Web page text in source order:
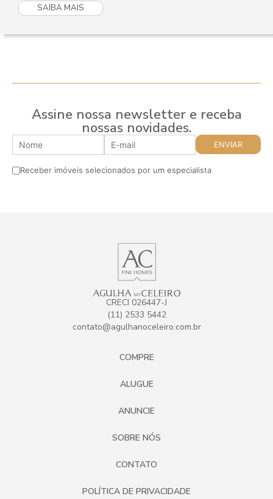
SAIBA MAIS
Assine nossa newsletter e receba
nossas novidades.
Receber imóveis selecionados por um especialista
CRECI 026447-J
(11) 2533 5442
contato@agulhanoceleiro.com.br
COMPRE
ALUGUE
ANUNCIE
SOBRE NÓS
CONTATO
POLÍTICA DE PRIVACIDADE